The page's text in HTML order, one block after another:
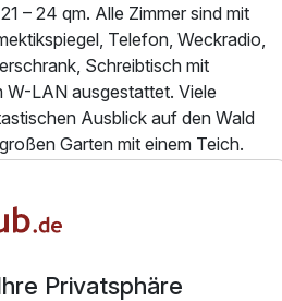
p.P. ab 175,00 €
– 24 qm. Alle Zimmer sind mit
Telefon, Weckradio,
Schreibtisch mit
W-LAN ausgestattet. Viele
Ausblick auf den Wald
Garten mit einem Teich.
haben Sie viel Platz
Privatsphäre